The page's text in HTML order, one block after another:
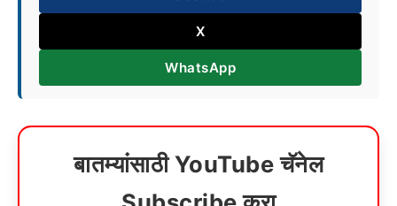
X
WhatsApp
बातम्यांसाठी YouTube चॅनेल